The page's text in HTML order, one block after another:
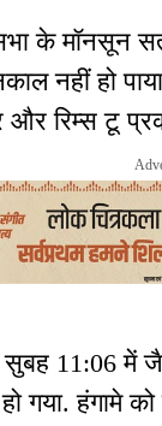
के मॉनसून
नहीं हो
रिम्स टू
सुबह 11:06
गया. हंगामे